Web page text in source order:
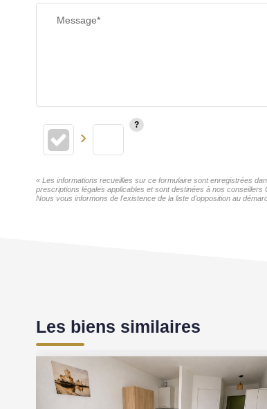
Message*
« Les informations recueillies sur ce formulaire sont enregistrées
prescriptions légales applicables et sont destinées à nos
Nous vous informons de l'existence de la liste d'opposition au
Les biens similaires